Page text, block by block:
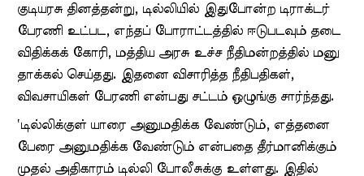
குடியரசு தினத்தன்று, டில்லியில் இதுபோன்ற டிராக்டர்
பேரணி உட்பட, எந்தப் போராட்டத்தில் ஈடுபடவும் தடை
விதிக்கக் கோரி, மத்திய அரசு உச்ச நீதிமன்றத்தில் மனு
தாக்கல் செய்தது. இதனை விசாரித்த நீதிபதிகள்,
விவசாயிகள் பேரணி என்பது சட்டம் ஒழுங்கு சார்ந்தது.
‛டில்லிக்குள் யாரை அனுமதிக்க வேண்டும், எத்தனை
பேரை அனுமதிக்க வேண்டும் என்பதை தீர்மானிக்கும்
முதல் அதிகாரம் டில்லி போலீசுக்கு உள்ளது. இதில்